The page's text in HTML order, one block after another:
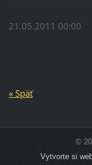
21.05.2011 00:00
« Späť
©
Vytvorte si